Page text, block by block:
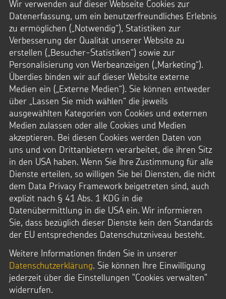
Dateigröße: 3,9 MB
© Andreas Gloge
Downloads
PDF-Datei
Das könnte Sie auch
interessieren
Wir verwenden auf dieser Webseite Cookies zur
Datenerfassung, um ein benutzerfreundliches Erlebnis
zu ermöglichen („Notwendig“), Statistiken zur
Verbesserung der Qualität unserer Website zu
erstellen („Besucher-Statistiken“) sowie zur
Personalisierung von Werbeanzeigen („Marketing“).
Überdies binden wir auf dieser Website externe
Medien ein („Externe Medien“). Sie können entweder
über „Lassen Sie mich wählen“ die jeweils
ausgewählten Kategorien von Cookies und externen
Medien zulassen oder alle Cookies und Medien
akzeptieren. Bei diesen Cookies werden Daten von
uns und von Drittanbietern verarbeitet, die ihren Sitz
in den USA haben. Wenn Sie Ihre Zustimmung für alle
Dienste erteilen, so willigen Sie bei Diensten, die nicht
dem Data Privacy Framework beigetreten sind, auch
explizit nach § 41 Abs. 1 KDG in die
Datenübermittlung in die USA ein. Wir informieren
Sie, dass bezüglich dieser Dienste kein den Standards
der EU entsprechendes Datenschutzniveau besteht.
Weitere Informationen finden Sie in unserer
Datenschutzerklärung. Sie können Ihre Einwilligung
jederzeit über die Einstellungen "Cookies verwalten"
widerrufen.